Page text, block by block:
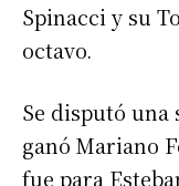
Spinacci y su
octavo.
Se disputó
ganó Mariano
fue para